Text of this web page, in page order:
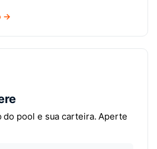
→
pool e sua carteira. Aperte